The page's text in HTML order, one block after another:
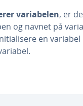
variabelen, er
og navnet på
en